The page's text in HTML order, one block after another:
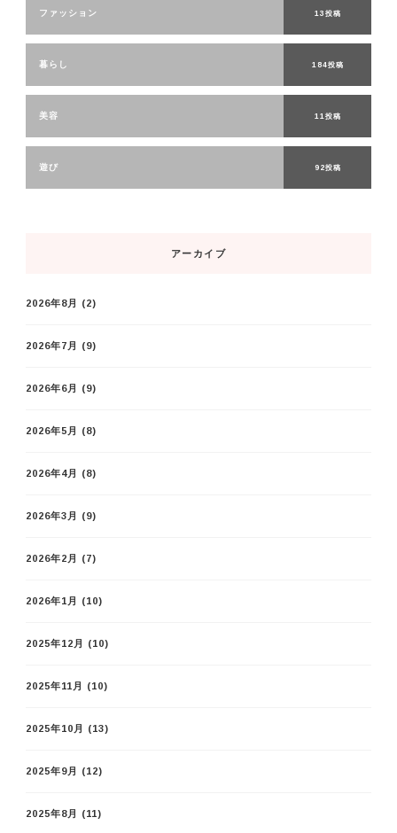
ファッション 13投稿
暮らし 184投稿
美容 11投稿
遊び 92投稿
アーカイブ
2026年8月 (2)
2026年7月 (9)
2026年6月 (9)
2026年5月 (8)
2026年4月 (8)
2026年3月 (9)
2026年2月 (7)
2026年1月 (10)
2025年12月 (10)
2025年11月 (10)
2025年10月 (13)
2025年9月 (12)
2025年8月 (11)